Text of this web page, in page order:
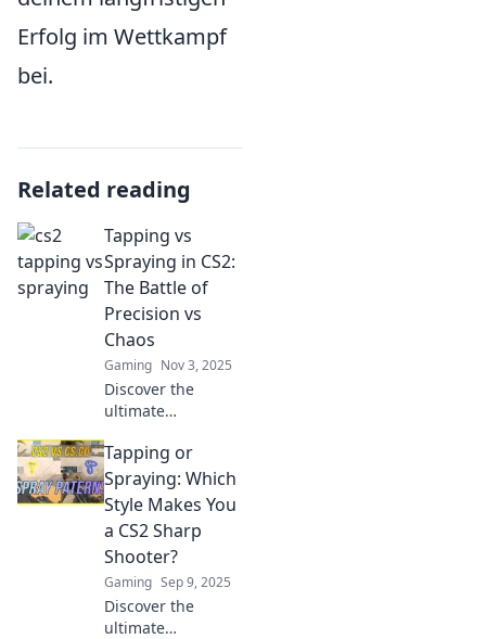
Erfolg im Wettkampf
bei.
Related reading
Tapping vs
Spraying in CS2:
The Battle of
Precision vs
Chaos
Gaming Nov 3, 2025
Discover the
ultimate
Tapping vs
Spraying in CS2!
Unleash your
precision or
embrace chaos—
find out which
style reigns
supreme!
Tapping or
Spraying: Which
Style Makes You
a CS2 Sharp
Shooter?
Gaming Sep 9, 2025
Discover the
ultimate